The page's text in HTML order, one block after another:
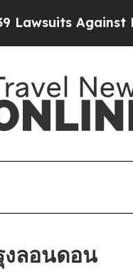
Life-Saving
ลอนดอน